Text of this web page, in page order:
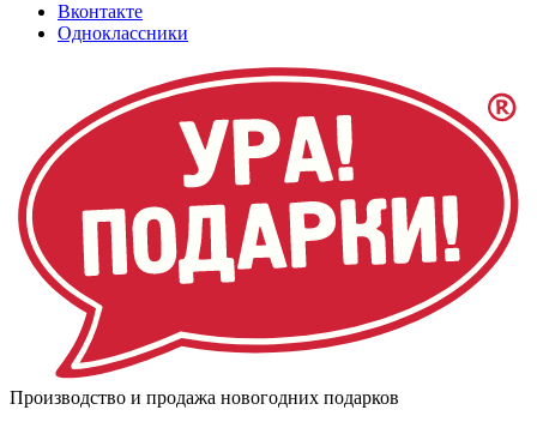
Вконтакте
Одноклассники
Производство и продажа новогодних подарков